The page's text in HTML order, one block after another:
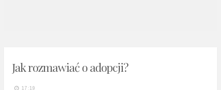
Jak rozmawiać o adopcji?
17:19